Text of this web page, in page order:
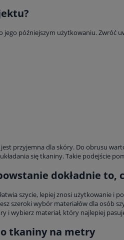
jego późniejszym użytkowaniu. Zwróć
przyjemna dla skóry. Do obrusu
się tkaniny. Takie podejście
dokładnie to,
szycie, lepiej znosi użytkowanie
szeroki wybór materiałów dla osób
i wybierz materiał, który najlepiej
o tkaniny na metry